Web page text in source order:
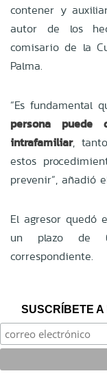
contener y
autor de los
comisario de la
Palma.
“Es fundamental
persona puede
intrafamiliar,
estos
prevenir”, añadió
El agresor
un plazo de
correspondiente.
SUSCRÍBETE A